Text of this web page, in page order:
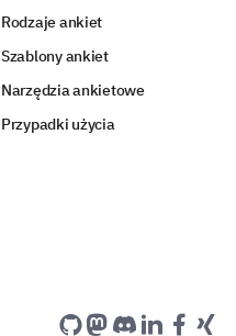
Rodzaje ankiet
Szablony ankiet
Narzędzia ankietowe
Przypadki użycia